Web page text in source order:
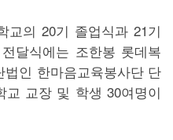
교의 20기 졸업식과 21기
달식에는 조한봉 롯데복
인 한마음교육봉사단 단
교 교장 및 학생 30여명이